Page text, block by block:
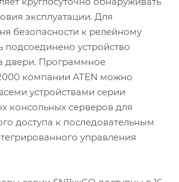
эксплуатации. Для
безопасности к релейному
подсоединено устройство
двери. Программное
компании ATEN можно
устройствами серии
консольных серверов для
доступа к последовательным
управления